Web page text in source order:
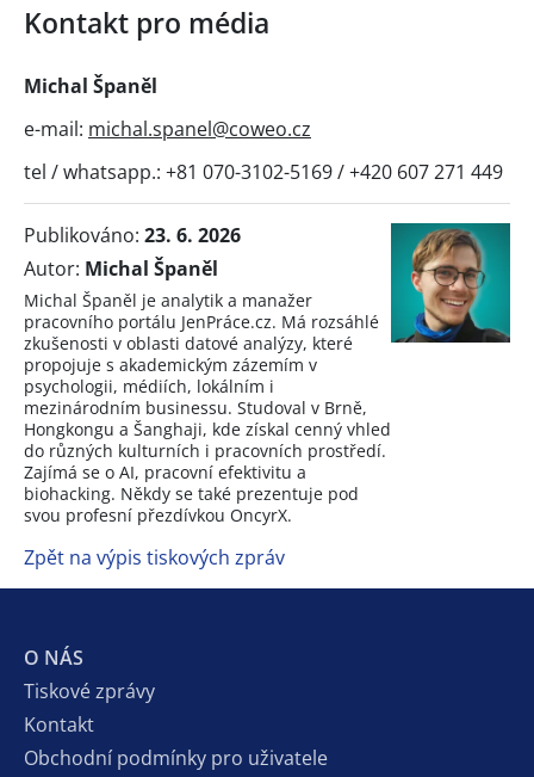
Kontakt pro média
Michal Španěl
e-mail: michal.spanel@coweo.cz
tel / whatsapp.: +81 070-3102-5169 / +420 607 271 449
Publikováno: 23. 6. 2026
Autor: Michal Španěl
Michal Španěl je analytik a manažer
pracovního portálu JenPráce.cz. Má rozsáhlé
zkušenosti v oblasti datové analýzy, které
propojuje s akademickým zázemím v
psychologii, médiích, lokálním i
mezinárodním businessu. Studoval v Brně,
Hongkongu a Šanghaji, kde získal cenný vhled
do různých kulturních i pracovních prostředí.
Zajímá se o AI, pracovní efektivitu a
biohacking. Někdy se také prezentuje pod
svou profesní přezdívkou OncyrX.
Zpět na výpis tiskových zpráv
O NÁS
Tiskové zprávy
Kontakt
Obchodní podmínky pro uživatele